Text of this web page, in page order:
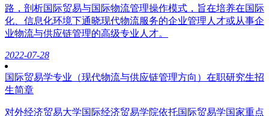
路，剖析国际贸易与国际物流管理操作模式，旨在培养在国际
化、信息化环境下通晓现代物流服务的企业管理人才或从事企
业物流与供应链管理的高级专业人才。
2022-07-28
国际贸易学专业（现代物流与供应链管理方向）在职研究生招
生简章
对外经济贸易大学国际经济贸易学院依托国际贸易学国家重点